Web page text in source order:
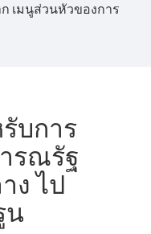
ก เมนูส่วนหัวของการ
บการ
รณรัฐ
ง ไป
น